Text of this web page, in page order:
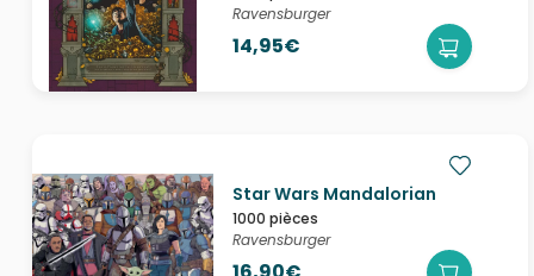
Ravensburger
14,95€
Star Wars Mandalorian
1000 pièces
Ravensburger